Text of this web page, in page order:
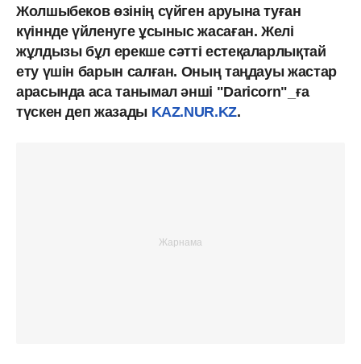
Жолшыбеков өзінің сүйген аруына туған
күіннде үйленуге ұсыныс жасаған. Желі
жұлдызы бұл ерекше сәтті естеқаларлықтай
ету үшін барын салған. Оның таңдауы жастар
арасында аса танымал әнші "Daricorn"_ға
түскен деп жазады KAZ.NUR.KZ.